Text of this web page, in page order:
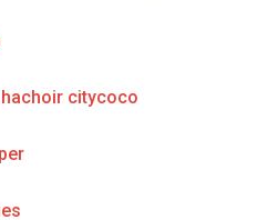
citycoco